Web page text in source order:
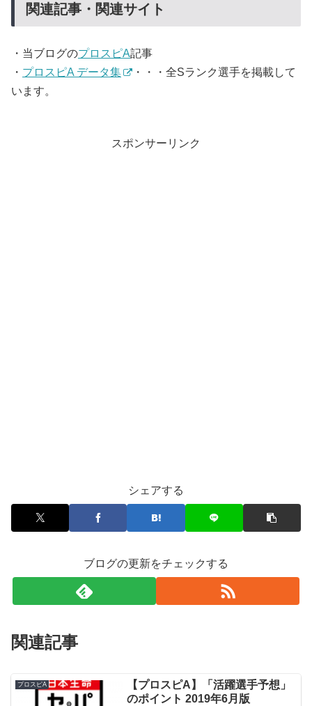
関連記事・関連サイト
・当ブログのプロスピA記事
・ プロスピA データ集
・・・全Sランク選手を掲載して
います。
スポンサーリンク
シェアする
ブログの更新をチェックする
関連記事
プロスピA
【プロスピA】「活躍選手予想」
のポイント 2019年6月版